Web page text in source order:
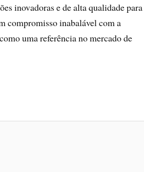
inovadoras e de alta qualidade para
compromisso inabalável com a
uma referência no mercado de